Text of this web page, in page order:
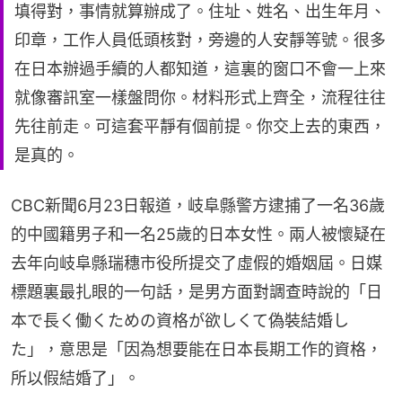
填得對，事情就算辦成了。住址、姓名、出生年月、
印章，工作人員低頭核對，旁邊的人安靜等號。很多
在日本辦過手續的人都知道，這裏的窗口不會一上來
就像審訊室一樣盤問你。材料形式上齊全，流程往往
先往前走。可這套平靜有個前提。你交上去的東西，
是真的。
CBC新聞6月23日報道，岐阜縣警方逮捕了一名36歲
的中國籍男子和一名25歲的日本女性。兩人被懷疑在
去年向岐阜縣瑞穗市役所提交了虛假的婚姻屆。日媒
標題裏最扎眼的一句話，是男方面對調查時說的「日
本で長く働くための資格が欲しくて偽裝結婚し
た」，意思是「因為想要能在日本長期工作的資格，
所以假結婚了」。